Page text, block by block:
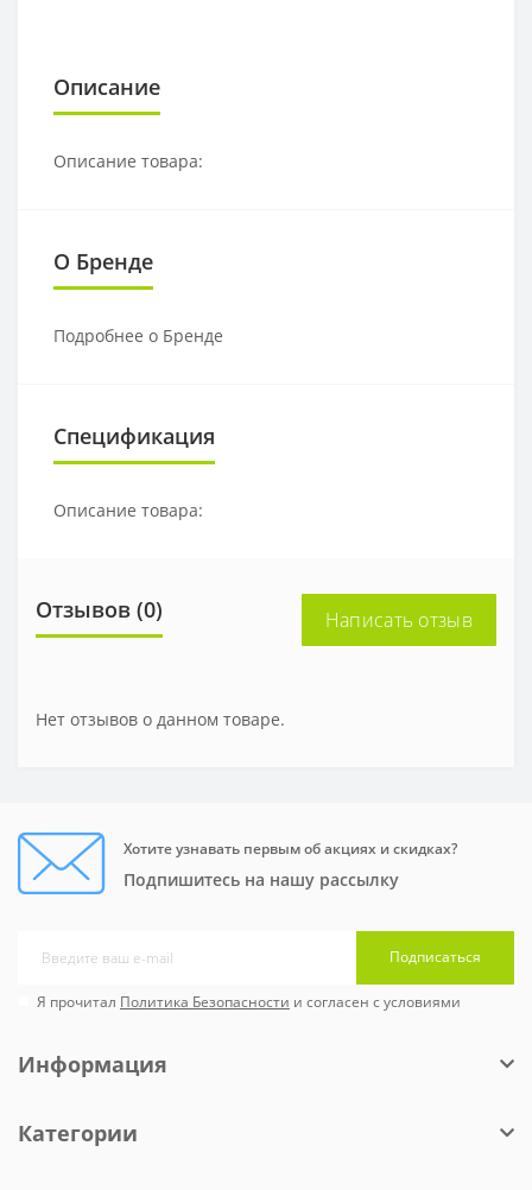
Описание
Описание товара:
О Бренде
Подробнее о Бренде
Спецификация
Описание товара:
Отзывов (0) Написать отзыв
Нет отзывов о данном товаре.
Хотите узнавать первым об акциях и скидках?
Подпишитесь на нашу рассылку
Подписаться
Я прочитал Политика Безопасности и согласен с условиями
Информация
Категории